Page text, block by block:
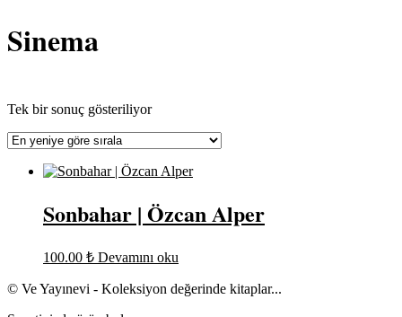
Sinema
Tek bir sonuç gösteriliyor
Sonbahar | Özcan Alper
100.00 ₺ Devamını oku
© Ve Yayınevi - Koleksiyon değerinde kitaplar...